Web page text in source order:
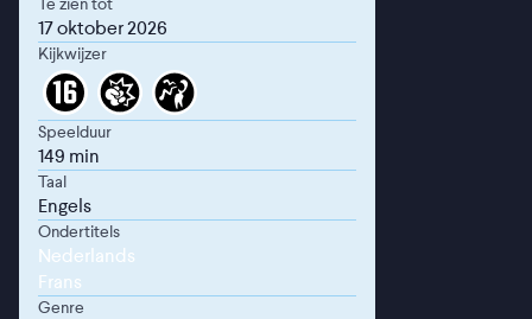
17 oktober 2026
Kijkwijzer
Speelduur
149 min
Taal
Engels
Ondertitels
Nederlands
Frans
Genre